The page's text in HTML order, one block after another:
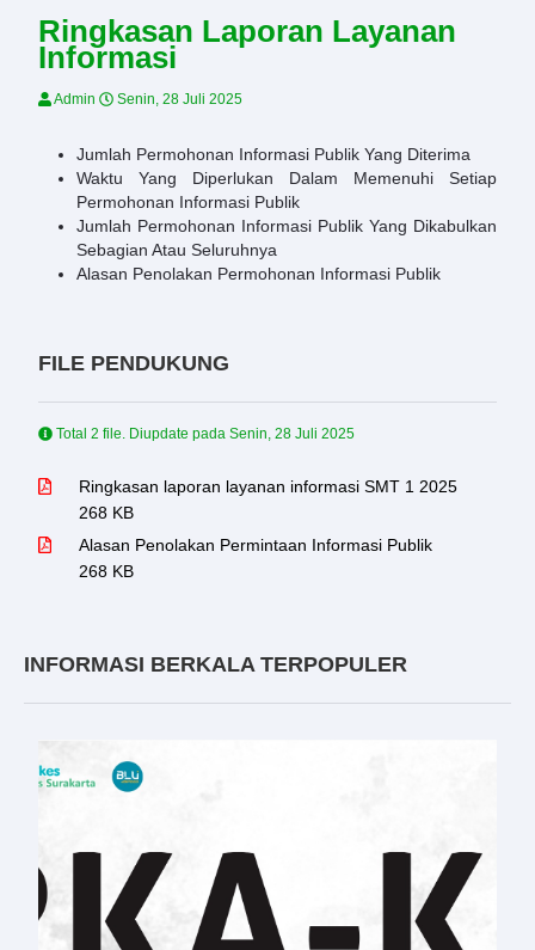
Ringkasan Laporan Layanan
Informasi
Admin Senin, 28 Juli 2025
Jumlah Permohonan Informasi Publik Yang Diterima
Waktu Yang Diperlukan Dalam Memenuhi Setiap
Permohonan Informasi Publik
Jumlah Permohonan Informasi Publik Yang Dikabulkan
Sebagian Atau Seluruhnya
Alasan Penolakan Permohonan Informasi Publik
FILE PENDUKUNG
Total 2 file. Diupdate pada Senin, 28 Juli 2025
Ringkasan laporan layanan informasi SMT 1 2025
268 KB
Alasan Penolakan Permintaan Informasi Publik
268 KB
INFORMASI BERKALA TERPOPULER